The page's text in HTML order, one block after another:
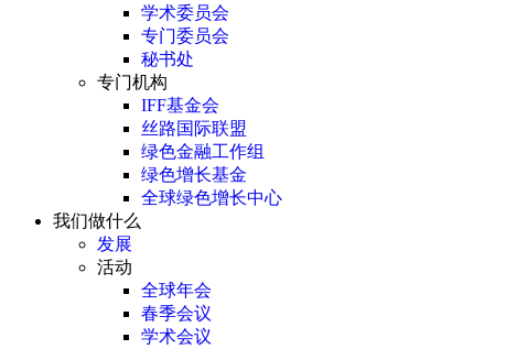
学术委员会
专门委员会
秘书处
专门机构
IFF基金会
丝路国际联盟
绿色金融工作组
绿色增长基金
全球绿色增长中心
我们做什么
发展
活动
全球年会
春季会议
学术会议